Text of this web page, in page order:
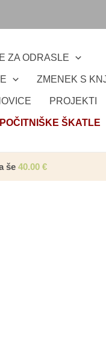
ZA ODRASLE
ZMENEK S
PROJEKTI
POČITNIŠKE ŠKATLE
še 40.00€